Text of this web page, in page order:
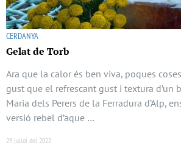
CERDANYA
Gelat de Torb
Ara que la calor és ben viva, poques
gust que el refrescant gust i textura d’un
Maria dels Perers de la Ferradura d’Alp,
versió rebel d’aque …
29 juliol del 2022